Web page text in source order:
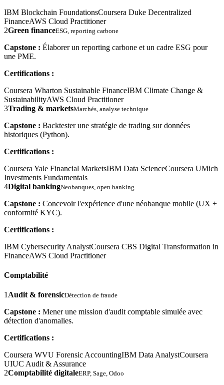
IBM Blockchain FoundationsCoursera Duke Decentralized
FinanceAWS Cloud Practitioner
2Green financeESG, reporting carbone
Capstone : Élaborer un reporting carbone et un cadre ESG pour
une PME.
Certifications :
Coursera Wharton Sustainable FinanceIBM Climate Change &
SustainabilityAWS Cloud Practitioner
3Trading & marketsMarchés, analyse technique
Capstone : Backtester une stratégie de trading sur données
historiques (Python).
Certifications :
Coursera Yale Financial MarketsIBM Data ScienceCoursera UMich
Investments Fundamentals
4Digital bankingNeobanques, open banking
Capstone : Concevoir l'expérience d'une néobanque mobile (UX +
conformité KYC).
Certifications :
IBM Cybersecurity AnalystCoursera CBS Digital Transformation in
FinanceAWS Cloud Practitioner
Comptabilité
1 Audit & forensicDétection de fraude
Capstone : Mener une mission d'audit comptable simulée avec
détection d'anomalies.
Certifications :
Coursera WVU Forensic AccountingIBM Data AnalystCoursera
UIUC Audit & Assurance
2Comptabilité digitaleERP, Sage, Odoo